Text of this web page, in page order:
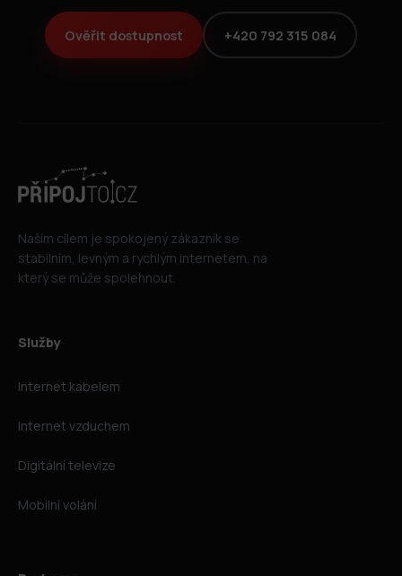
Ověřit dostupnost +420 792 315 084
Naším cílem je spokojený zákazník se
stabilním, levným a rychlým internetem, na
který se může spolehnout.
Služby
Internet kabelem
Internet vzduchem
Digitální televize
Mobilní volání